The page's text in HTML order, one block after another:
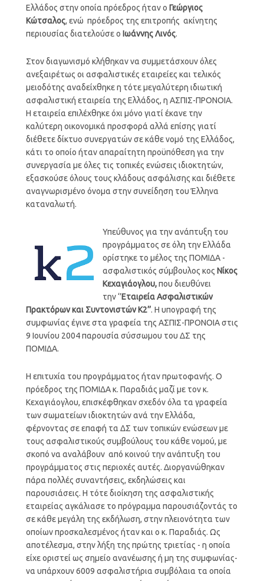
Ελλάδος στην οποία πρόεδρος ήταν ο Γεώργιος
Κώτσαλος, ενώ πρόεδρος της επιτροπής ακίνητης
περιουσίας διατελούσε ο Ιωάννης Λινός.
Στον διαγωνισμό κλήθηκαν να συμμετάσχουν όλες
ανεξαιρέτως οι ασφαλιστικές εταιρείες και τελικός
μειοδότης αναδείχθηκε η τότε μεγαλύτερη ιδιωτική
ασφαλιστική εταιρεία της Ελλάδος, η ΑΣΠΙΣ-ΠΡΟΝΟΙΑ.
Η εταιρεία επιλέχθηκε όχι μόνο γιατί έκανε την
καλύτερη οικονομικά προσφορά αλλά επίσης γιατί
διέθετε δίκτυο συνεργατών σε κάθε νομό της Ελλάδος,
κάτι το οποίο ήταν απαραίτητη προϋπόθεση για την
συνεργασία με όλες τις τοπικές ενώσεις ιδιοκτητών,
εξασκούσε όλους τους κλάδους ασφάλισης και διέθετε
αναγνωρισμένο όνομα στην συνείδηση του Έλληνα
καταναλωτή.
Υπεύθυνος για την ανάπτυξη του
προγράμματος σε όλη την Ελλάδα
ορίστηκε το μέλος της ΠΟΜΙΔΑ -
ασφαλιστικός σύμβουλος κος Νίκος
Κεχαγιάογλου,που διευθύνει
την ‘’Εταιρεία Ασφαλιστικών
Πρακτόρων και Συντονιστών Κ2’’. Η υπογραφή της
συμφωνίας έγινε στα γραφεία της ΑΣΠΙΣ-ΠΡΟΝΟΙΑ στις
9 Ιουνίου 2004 παρουσία σύσσωμου του ΔΣ της
ΠΟΜΙΔΑ.
Η επιτυχία του προγράμματος ήταν πρωτοφανής. Ο
πρόεδρος της ΠΟΜΙΔΑ κ. Παραδιάς μαζί με τον κ.
Κεχαγιάογλου, επισκέφθηκαν σχεδόν όλα τα γραφεία
των σωματείων ιδιοκτητών ανά την Ελλάδα,
φέρνοντας σε επαφή τα ΔΣ των τοπικών ενώσεων με
τους ασφαλιστικούς συμβούλους του κάθε νομού, με
σκοπό να αναλάβουν από κοινού την ανάπτυξη του
προγράμματος στις περιοχές αυτές. Διοργανώθηκαν
πάρα πολλές συναντήσεις, εκδηλώσεις και
παρουσιάσεις. Η τότε διοίκηση της ασφαλιστικής
εταιρείας αγκάλιασε το πρόγραμμα παρουσιάζοντάς το
σε κάθε μεγάλη της εκδήλωση, στην πλειονότητα των
οποίων προσκαλεσμένος ήταν και ο κ. Παραδιάς. Ως
αποτέλεσμα, στην λήξη της πρώτης τριετίας - η οποία
είχε οριστεί ως σημείο ανανέωσης ή μη της συμφωνίας-
να υπάρχουν 6009 ασφαλιστήρια συμβόλαια τα οποία